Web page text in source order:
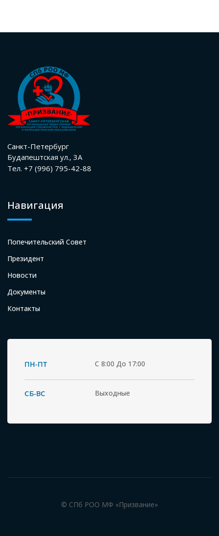
Санкт-Петербург
Будапештская ул., 3А
Тел. +7 (996) 795-42-88
Навигация
Попечительский Совет
Президент
Новости
Документы
Контакты
ПН-ПТ С 8:00 До 17:00
СБ-ВС Выходные
© СПб РОО МФ «Призвание»